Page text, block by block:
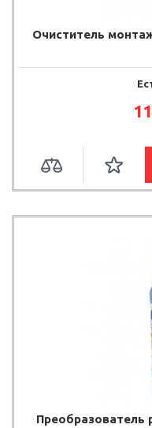
Очиститель
Преобразователь